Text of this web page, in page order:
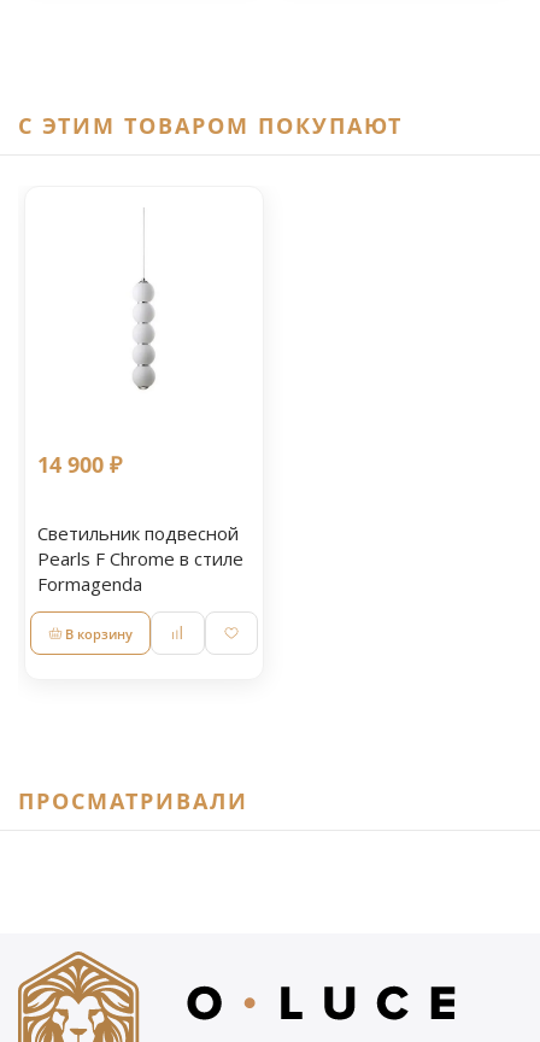
C ЭТИМ ТОВАРОМ ПОКУПАЮТ
14 900 ₽
Светильник подвесной
Pearls F Chrome в стиле
Formagenda
В корзину
ПРОСМАТРИВАЛИ